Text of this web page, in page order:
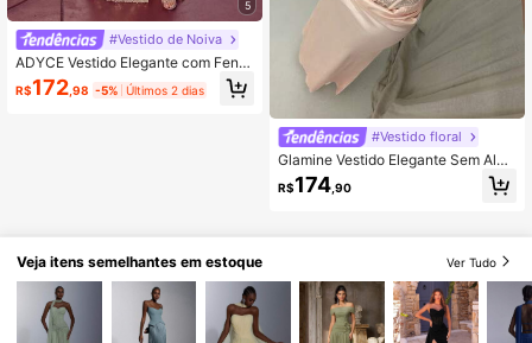
5
#Vestido de Noiva
ADYCE Vestido Elegante com Fend
a Brilhante e Franzido na Cintura, A
dequado para Festas, Eventos, Con
R$172 ,98 -5% Últimos 2 dias
#Vestido floral
Glamine Vestido Elegante Sem Alça
s com Tule Bordado Floral para Mul
heres
R$174 ,90
Veja itens semelhantes em estoque Ver Tudo